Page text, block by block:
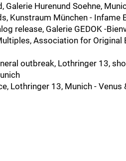
Galerie Hurenund Soehne,
Kunstraum München - Infame
release, Galerie GEDOK -
Association for Original
outbreak, Lothringer 13,
Lothringer 13, Munich - Venus